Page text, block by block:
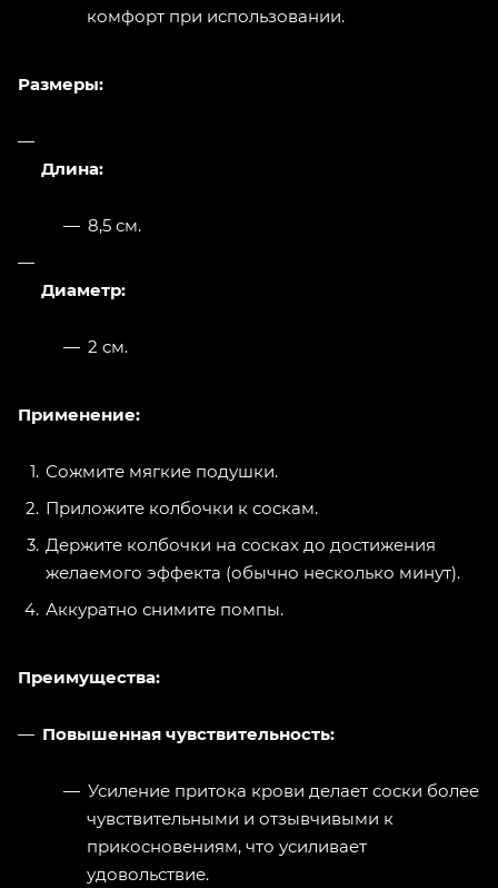
комфорт при использовании.
Размеры:
Длина:
8,5 см.
Диаметр:
2 см.
Применение:
Сожмите мягкие подушки.
Приложите колбочки к соскам.
Держите колбочки на сосках до достижения
желаемого эффекта (обычно несколько минут).
Аккуратно снимите помпы.
Преимущества:
Повышенная чувствительность:
Усиление притока крови делает соски более
чувствительными и отзывчивыми к
прикосновениям, что усиливает
удовольствие.